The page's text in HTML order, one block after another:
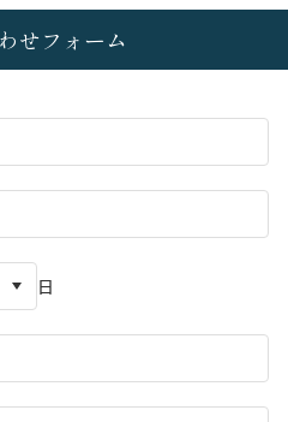
せフォーム
日